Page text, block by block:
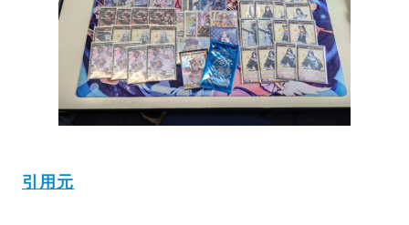
引用元